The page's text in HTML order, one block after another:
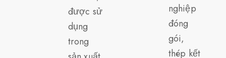
được sử
dụng
trong
nghiệp
đóng
gói,
thép kết